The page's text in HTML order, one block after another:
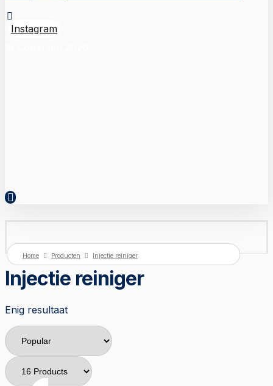
Instagram
Home Producten Injectie reiniger
Injectie reiniger
Enig resultaat